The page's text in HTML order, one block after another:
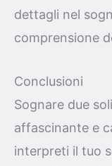
dettagli nel
comprensione
Conclusioni
Sognare due
affascinante e
interpreti il tuo